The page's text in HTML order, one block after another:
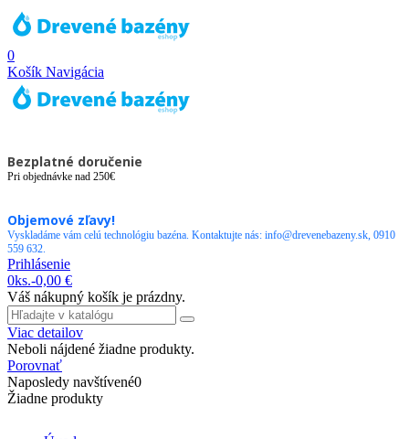
0
Košík Navigácia
Bezplatné doručenie
Pri objednávke nad 250€
Objemové zľavy!
Vyskladáme vám celú technológiu bazéna. Kontaktujte nás: info@drevenebazeny.sk, 0910
559 632.
Prihlásenie
0ks.-0,00 €
Váš nákupný košík je prázdny.
Viac detailov
Neboli nájdené žiadne produkty.
Porovnať
Naposledy navštívené0
Žiadne produkty